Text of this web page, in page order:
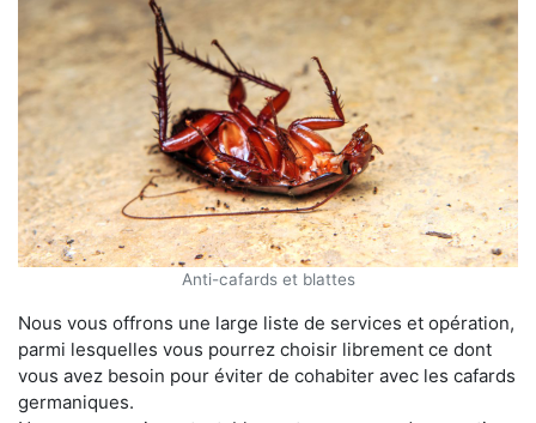
Anti-cafards et blattes
Nous vous offrons une large liste de services et opération,
parmi lesquelles vous pourrez choisir librement ce dont
vous avez besoin pour éviter de cohabiter avec les cafards
germaniques.